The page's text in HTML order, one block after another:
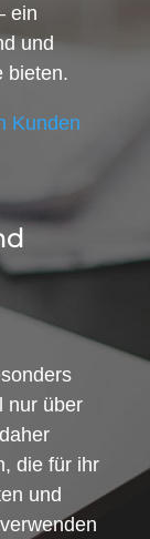
ein
und
bieten.
Kunden
nur über
die für ihr
und